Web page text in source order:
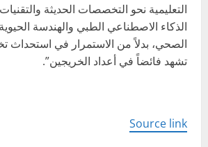
التعليمية نحو التخصصات الحديثة
الذكاء الاصطناعي الطبي والهندسة
الصحي، بدلاً من الاستمرار في استحداث
تشهد فائضاً في أعداد الخريجين”.
Source link